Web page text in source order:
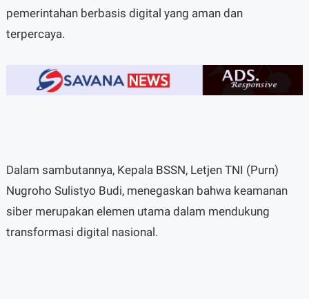
pemerintahan berbasis digital yang aman dan
terpercaya.
Dalam sambutannya, Kepala BSSN, Letjen TNI (Purn)
Nugroho Sulistyo Budi, menegaskan bahwa keamanan
siber merupakan elemen utama dalam mendukung
transformasi digital nasional.